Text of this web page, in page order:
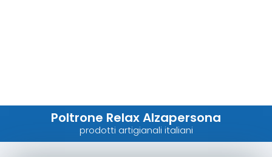
Poltrone Relax Alzapersona
prodotti artigianali italiani